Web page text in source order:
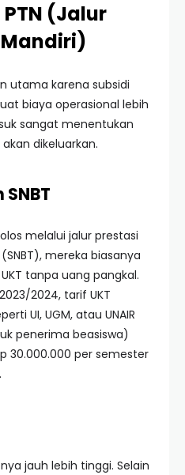
(Jalur
Mandiri)
utama karena subsidi
biaya operasional lebih
sangat menentukan
dikeluarkan.
SNBT
melalui jalur prestasi
mereka biasanya
tanpa uang pangkal.
2024, tarif UKT
UI, UGM, atau UNAIR
penerima beasiswa)
30.000.000 per semester
jauh lebih tinggi. Selain